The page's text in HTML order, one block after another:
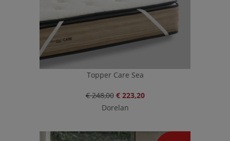
Topper Care Sea
€ 248,00 € 223,20
Dorelan